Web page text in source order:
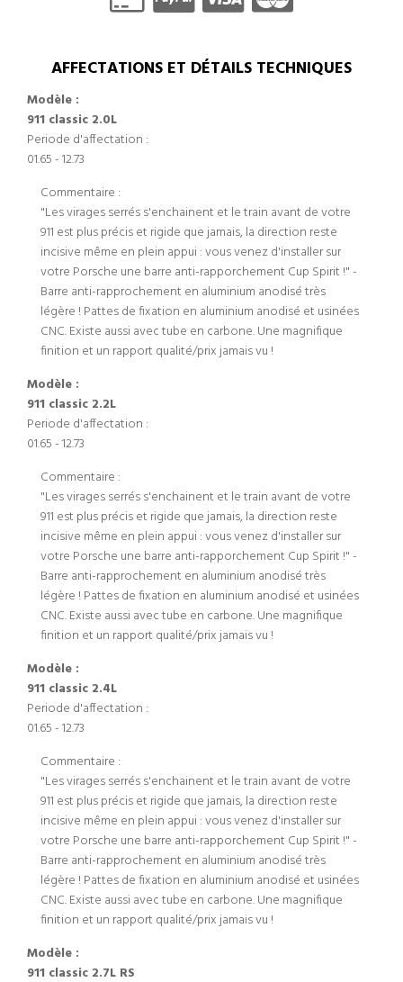
AFFECTATIONS ET DÉTAILS TECHNIQUES
Modèle :
911 classic 2.0L
Periode d'affectation :
01.65 - 12.73
Commentaire :
"Les virages serrés s'enchainent et le train avant de votre
911 est plus précis et rigide que jamais, la direction reste
incisive même en plein appui : vous venez d'installer sur
votre Porsche une barre anti-rapporchement Cup Spirit !" -
Barre anti-rapprochement en aluminium anodisé très
légère ! Pattes de fixation en aluminium anodisé et usinées
CNC. Existe aussi avec tube en carbone. Une magnifique
finition et un rapport qualité/prix jamais vu !
Modèle :
911 classic 2.2L
Periode d'affectation :
01.65 - 12.73
Commentaire :
"Les virages serrés s'enchainent et le train avant de votre
911 est plus précis et rigide que jamais, la direction reste
incisive même en plein appui : vous venez d'installer sur
votre Porsche une barre anti-rapporchement Cup Spirit !" -
Barre anti-rapprochement en aluminium anodisé très
légère ! Pattes de fixation en aluminium anodisé et usinées
CNC. Existe aussi avec tube en carbone. Une magnifique
finition et un rapport qualité/prix jamais vu !
Modèle :
911 classic 2.4L
Periode d'affectation :
01.65 - 12.73
Commentaire :
"Les virages serrés s'enchainent et le train avant de votre
911 est plus précis et rigide que jamais, la direction reste
incisive même en plein appui : vous venez d'installer sur
votre Porsche une barre anti-rapporchement Cup Spirit !" -
Barre anti-rapprochement en aluminium anodisé très
légère ! Pattes de fixation en aluminium anodisé et usinées
CNC. Existe aussi avec tube en carbone. Une magnifique
finition et un rapport qualité/prix jamais vu !
Modèle :
911 classic 2.7L RS